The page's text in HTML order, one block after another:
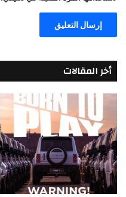
أخر المقالات